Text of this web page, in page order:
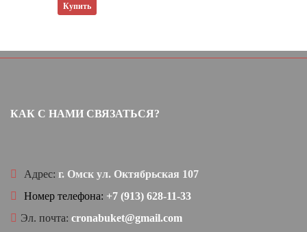
Купить
КАК С НАМИ СВЯЗАТЬСЯ?
Адрес: г. Омск ул. Октябрьская 107
Номер телефона: +7 (913) 628-11-33
Эл. почта: cronabuket@gmail.com